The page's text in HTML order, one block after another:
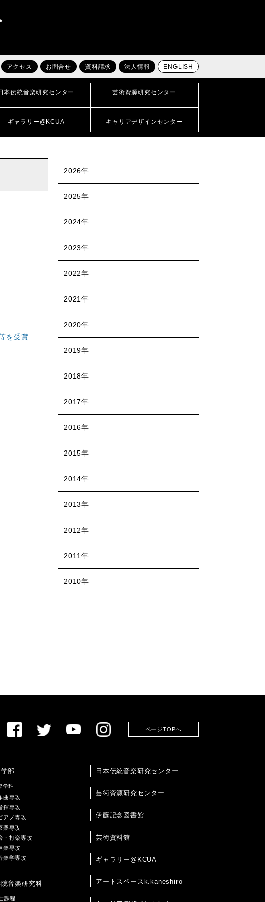
アクセス お問合せ 資料請求 法人情報 ENGLISH
本伝統音楽研究センター 芸術資源研究センター
ギャラリー@KCUA キャリアデザインセンター
を受賞
2026年
2025年
2024年
2023年
2022年
2021年
2020年
2019年
2018年
2017年
2016年
2015年
2014年
2013年
2012年
2011年
2010年
ページTOPへ
部
学科
曲専攻
揮専攻
アノ専攻
楽専攻
・打楽専攻
楽専攻
楽学専攻
音楽研究科
課程
日本伝統音楽研究センター
芸術資源研究センター
伊藤記念図書館
芸術資料館
ギャラリー@KCUA
アートスペースk.kaneshiro